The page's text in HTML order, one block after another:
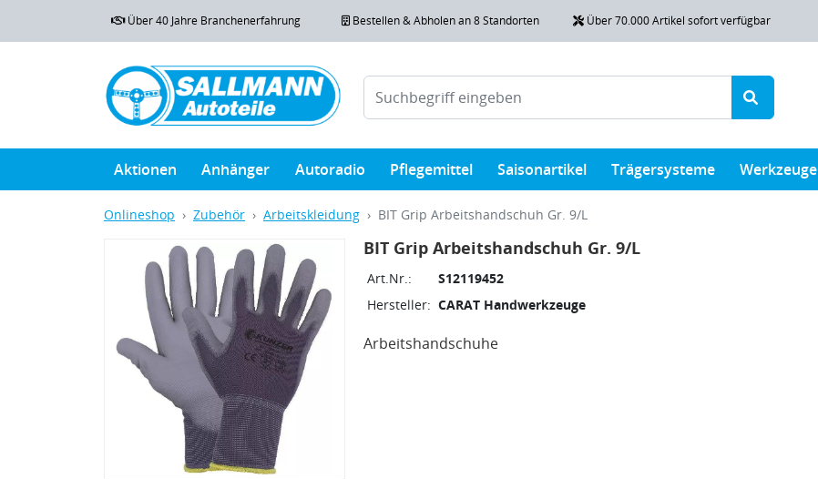
Über 40 Jahre Branchenerfahrung Bestellen & Abholen an 8 Standorten Über 70.000 Artikel sofort verfügbar
Aktionen Anhänger Autoradio Pflegemittel Saisonartikel Trägersysteme Werkzeuge
Onlineshop Zubehör Arbeitskleidung BIT Grip Arbeitshandschuh Gr. 9/L
BIT Grip Arbeitshandschuh Gr. 9/L
Art.Nr.:
S12119452
Hersteller: CARAT Handwerkzeuge
Arbeitshandschuhe